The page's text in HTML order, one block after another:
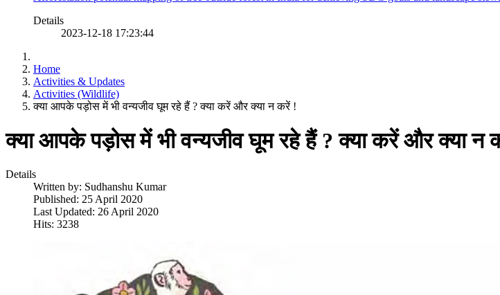
Details
2023-12-18 17:23:44
Home
Activities & Updates
Activities (Wildlife)
क्या आपके पड़ोस में भी वन्यजीव घूम रहे हैं ? क्या करें और क्या न करें !
क्या आपके पड़ोस में भी वन्यजीव घूम रहे हैं ? क्या करें और क्या न
Details
Written by: Sudhanshu Kumar
Published: 25 April 2020
Last Updated: 26 April 2020
Hits: 3238